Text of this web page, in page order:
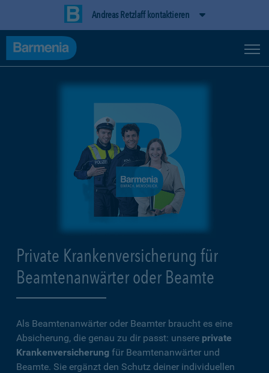
Andreas Retzlaff kontaktieren
Private Krankenversicherung für
Beamtenanwärter oder Beamte
Als Beamtenanwärter oder Beamter braucht es eine
Absicherung, die genau zu dir passt: unsere private
Krankenversicherung für Beamtenanwärter und
Beamte. Sie ergänzt den Schutz deiner individuellen